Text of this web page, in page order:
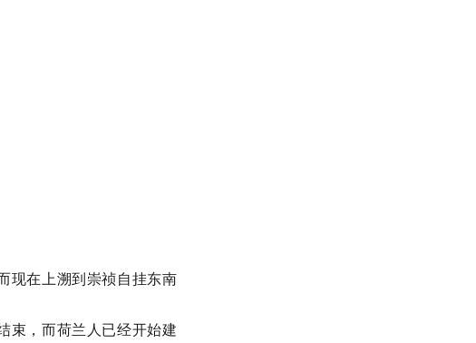
现在上溯到崇祯自挂东南
束，而荷兰人已经开始建